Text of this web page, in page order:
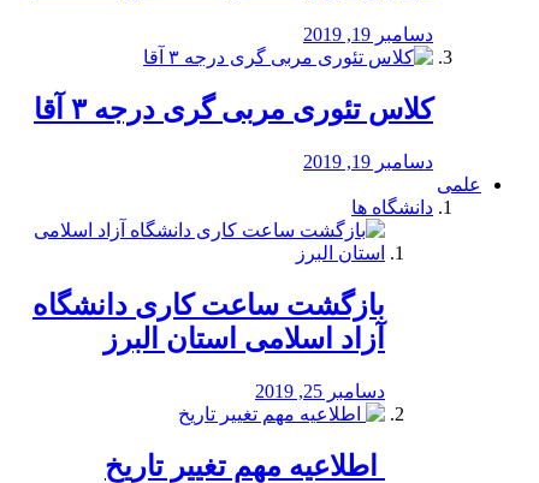
دسامبر 19, 2019
کلاس تئوری مربی گری درجه ۳ آقا
دسامبر 19, 2019
علمی
دانشگاه ها
بازگشت ساعت کاری دانشگاه
آزاد اسلامی استان البرز
دسامبر 25, 2019
️ اطلاعیه مهم تغییر تاریخ